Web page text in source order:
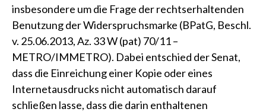
insbesondere um die Frage der rechtserhaltenden
Benutzung der Widerspruchsmarke (BPatG, Beschl.
v. 25.06.2013, Az. 33 W (pat) 70/11 –
METRO/IMMETRO). Dabei entschied der Senat,
dass die Einreichung einer Kopie oder eines
Internetausdrucks nicht automatisch darauf
schließen lasse, dass die darin enthaltenen